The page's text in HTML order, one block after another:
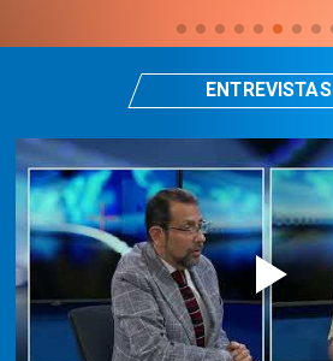
ENTREVISTAS